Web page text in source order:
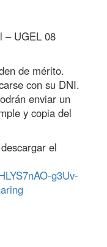
– UGEL 08
de mérito.
con su DNI.
enviar un
y copia del
el
g3Uv-